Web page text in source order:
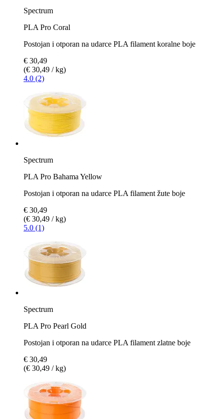
Spectrum
PLA Pro Coral
Postojan i otporan na udarce PLA filament koralne boje
€ 30,49
(€ 30,49 / kg)
4.0 (2)
Spectrum
PLA Pro Bahama Yellow
Postojan i otporan na udarce PLA filament žute boje
€ 30,49
(€ 30,49 / kg)
5.0 (1)
Spectrum
PLA Pro Pearl Gold
Postojan i otporan na udarce PLA filament zlatne boje
€ 30,49
(€ 30,49 / kg)